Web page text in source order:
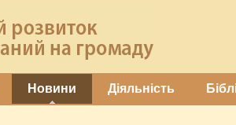
Новини Діяльність